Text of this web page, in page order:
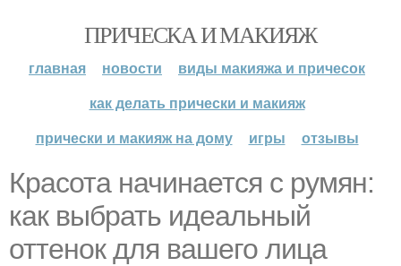
ПРИЧЕСКА И МАКИЯЖ
главная новости
виды макияжа и причесок
как делать прически и макияж
прически и макияж на дому
игры отзывы
Красота начинается с румян:
как выбрать идеальный
оттенок для вашего лица